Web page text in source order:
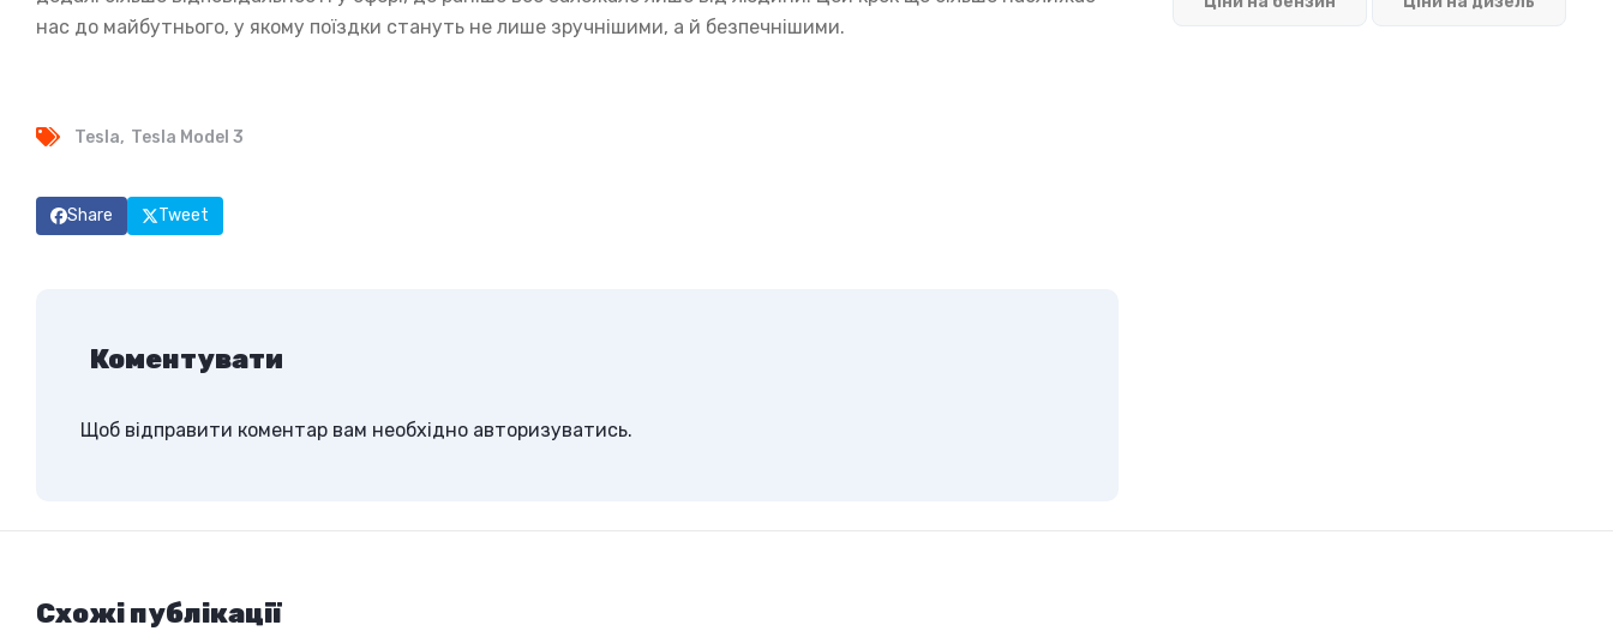
нас до майбутнього, у якому поїздки стануть не лише зручнішими, а й безпечнішими.
Tesla Tesla Model 3
Share Tweet
Коментувати
Щоб відправити коментар вам необхідно авторизуватись.
Схожі публікації